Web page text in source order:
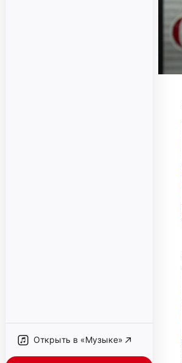
Открыть в «Музыке»